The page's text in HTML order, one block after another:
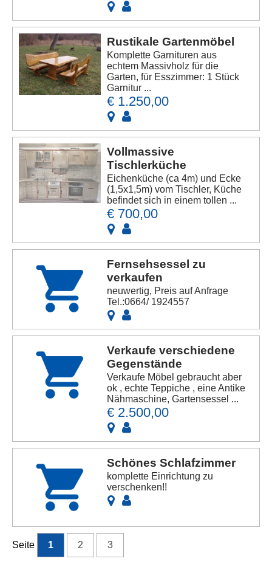
Rustikale Gartenmöbel
Komplette Garnituren aus
echtem Massivholz für die
Garten, für Esszimmer: 1 Stück
Garnitur ...
€ 1.250,00
Vollmassive
Tischlerküche
Eichenküche (ca 4m) und Ecke
(1,5x1,5m) vom Tischler, Küche
befindet sich in einem tollen ...
€ 700,00
Fernsehsessel zu
verkaufen
neuwertig, Preis auf Anfrage
Tel.:0664/ 1924557
Verkaufe verschiedene
Gegenstände
Verkaufe Möbel gebraucht aber
ok , echte Teppiche , eine Antike
Nähmaschine, Gartensessel ...
€ 2.500,00
Schönes Schlafzimmer
komplette Einrichtung zu
verschenken!!
Seite 1 2 3